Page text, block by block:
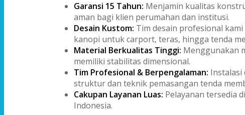
Garansi 15 Tahun: Menjamin kualitas
aman bagi klien perumahan dan institusi.
Desain Kustom: Tim desain profesional
kanopi untuk carport, teras, hingga tenda
Material Berkualitas Tinggi: Menggunakan
memiliki stabilitas dimensional.
Tim Profesional & Berpengalaman: Instalasi
struktur dan teknik pemasangan tenda
Cakupan Layanan Luas: Pelayanan tersedia
Indonesia.